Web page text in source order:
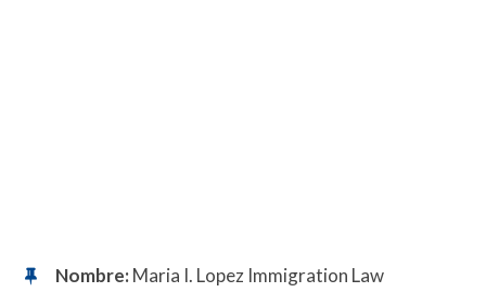
Nombre:Maria I. Lopez Immigration Law